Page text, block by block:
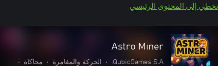
تخطي إلى المحتوى الرئيسي
Astro Miner
QubicGames S.A.
• الحركة والمغامرة • محاكاة
•